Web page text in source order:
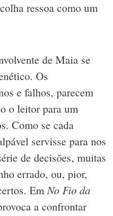
ressoa como um
de Maia se
Os
e falhos, parecem
o leitor para um
Como se cada
servisse para nos
de decisões, muitas
errado, ou, pior,
Em No Fio da
a confrontar